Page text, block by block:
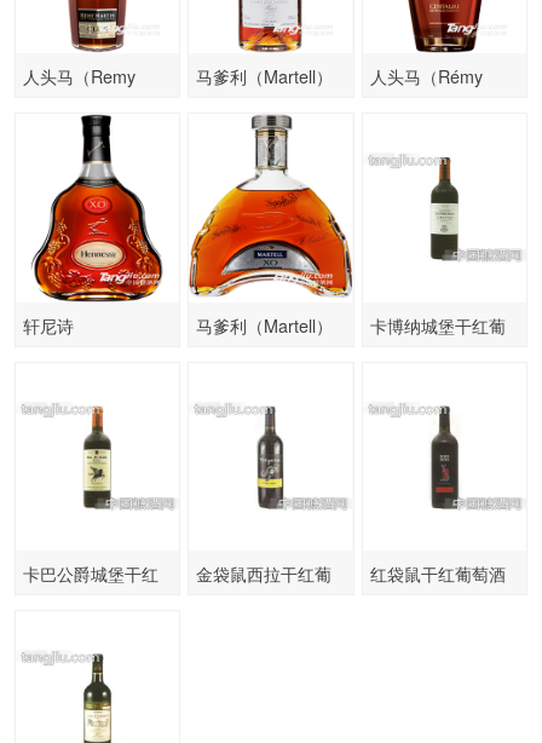
人头马（Remy
Martin法国原装
马爹利（Martell）
洋酒 蓝带干邑
人头马（Rémy
轩尼诗
马爹利（Martell）
卡博纳城堡干红葡
卡巴公爵城堡干红
金袋鼠西拉干红葡
红袋鼠干红葡萄酒